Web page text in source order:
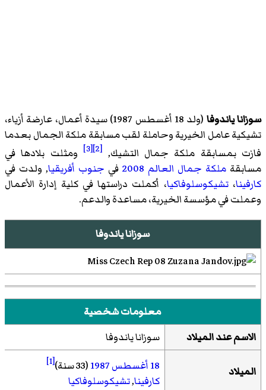
سوزانا ياندوفا
(ولد 18 أغسطس 1987) سيدة أعمال، عارضة أزياء،
تشيكية عامل الخيرية وحاملة لقب مسابقة ملكة الجمال بعدما
فازت بمسابقة ملكة جمال التشيك,
[2]
[3]
ومثلت بلادها في
مسابقة ملكة جمال العالم 2008 في جنوب أفريقيا, ولدت في
كارفينا،تشيكوسلوفاكيا، أكملت دراستها في كلية إدارة الأعمال
وعملت في مؤسسة الخيرية، مساعدة والدعم.
سوزانا ياندوفا
معلومات شخصية
الاسم عند الميلاد
سوزانا ياندوفا
الميلاد 18 أغسطس 1987(33 سنة) [1]
كارفينا,تشيكوسلوفاكيا